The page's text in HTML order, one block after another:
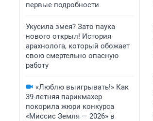
первые подробности
Укусила змея? Зато паука
нового открыл! История
арахнолога, который обожает
свою смертельно опасную
работу
«Люблю выигрывать!» Как
39-летняя парикмахер
покорила жюри конкурса
«Миссис Земля — 2026» в